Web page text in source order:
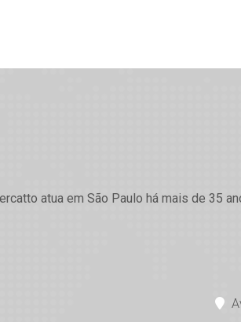
atua em São Paulo há mais de 35